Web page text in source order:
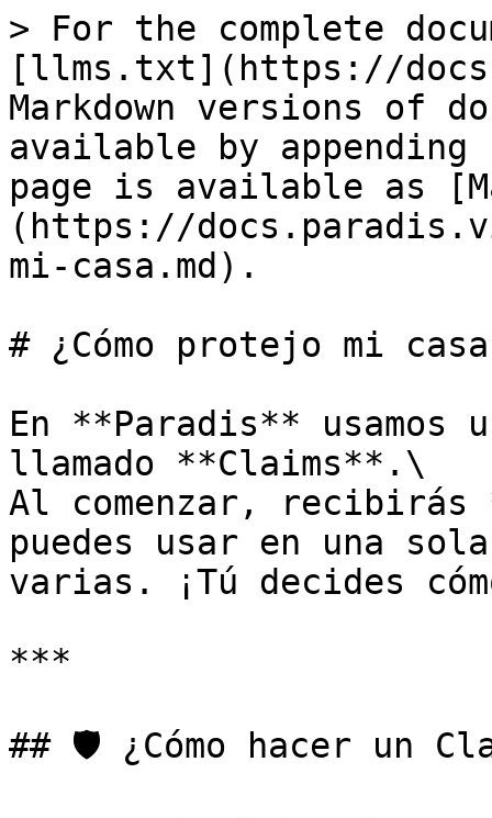
> For the complete
[llms.txt](https://
Markdown versions of
available by
page is available as
(https://
mi-casa.md).
# ¿Cómo protejo mi
En **Paradis** usamos
llamado **Claims**.\
Al comenzar, recibirás
puedes usar en una
varias. ¡Tú decides
***
## 🛡️ ¿Cómo hacer un